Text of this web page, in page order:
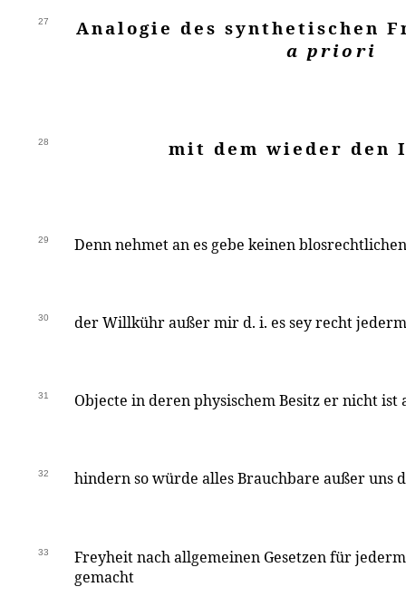
27
Analogie des synthetischen
a priori
28 mit dem wieder den
29 Denn nehmet an es gebe keinen
30 der Willkühr außer mir d. i. es sey recht
31 Objecte in deren physischem Besitz er nicht ist
32 hindern so würde alles Brauchbare außer uns
33
Freyheit nach allgemeinen Gesetzen für
gemacht